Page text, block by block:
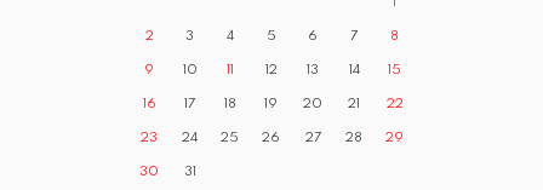
2 3 4 5 6 7 8
9 10 11 12 13 14 15
16 17 18 19 20 21 22
23 24 25 26 27 28 29
30 31